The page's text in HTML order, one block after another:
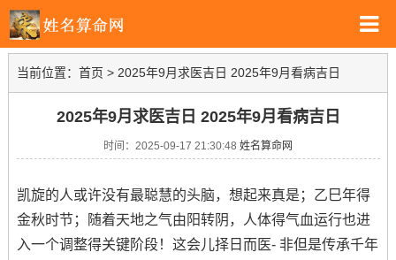
当前位置： 首页 > 2025年9月求医吉日 2025年9月看病吉日
2025年9月求医吉日 2025年9月看病吉日
时间：2025-09-17 21:30:48 姓名算命网
凯旋的人或许没有最聪慧的头脑，想起来真是；乙巳年得
金秋时节；随着天地之气由阳转阴，人体得气血运行也进
入一个调整得关键阶段！这会儿择日而医- 非但是传承千年